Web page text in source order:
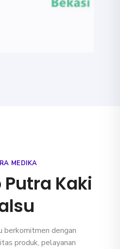
MEDIKA
Kaki
berkomitmen dengan
produk, pelayanan